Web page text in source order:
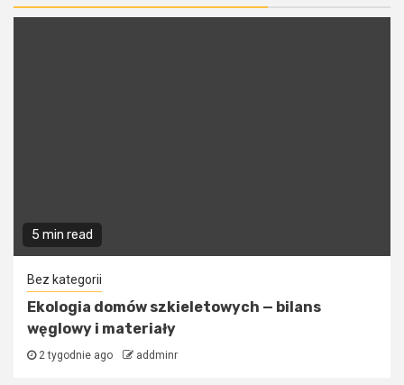
5 min read
Bez kategorii
Ekologia domów szkieletowych — bilans
węglowy i materiały
2 tygodnie ago addminr